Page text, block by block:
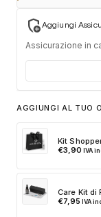
add_moderatorAggiungi
Assicurazione in
Durata 12
accidentale
Ricambi
Clicca sulla card
verrà aggiunta al
AGGIUNGI AL TUO
Kit
€3,90 IVA
Care Kit di
€7,95 IVA